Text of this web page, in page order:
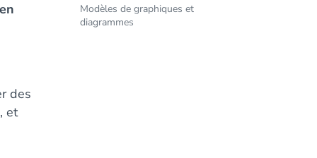
des
et
Modèles de graphiques et
diagrammes